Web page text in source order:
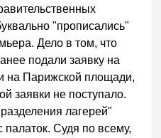
"прописались"
Дело в том, что
подали заявку на
на Парижской площади,
заявки не поступало.
лагерей"
палаток. Судя по всему,